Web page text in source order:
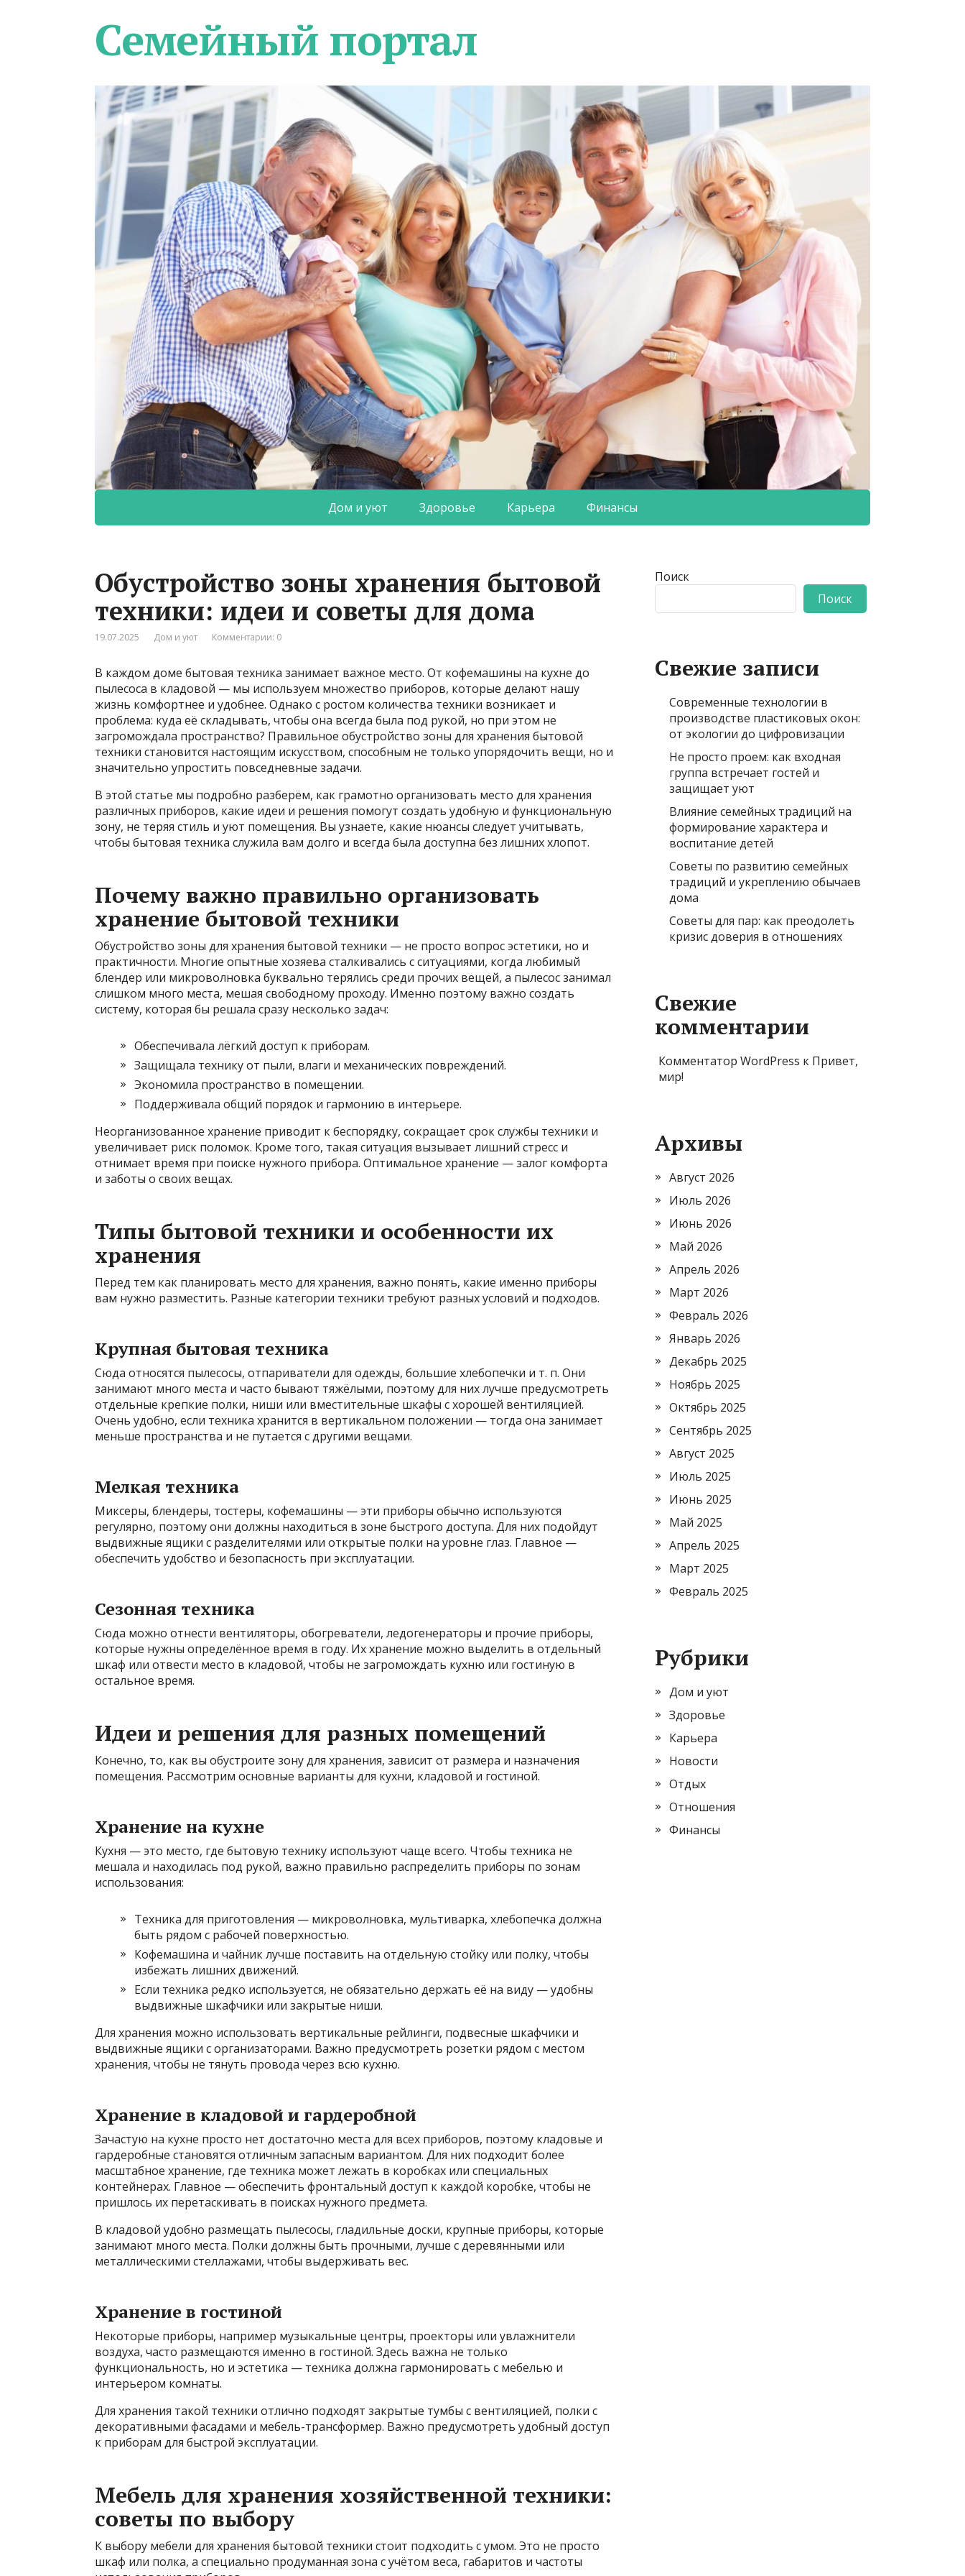
Семейный портал
Дом и уют Здоровье Карьера Финансы
Обустройство зоны хранения бытовой
техники: идеи и советы для дома
19.07.2025 Дом и уют Комментарии: 0
В каждом доме бытовая техника занимает важное место. От кофемашины на кухне до
пылесоса в кладовой — мы используем множество приборов, которые делают нашу
жизнь комфортнее и удобнее. Однако с ростом количества техники возникает и
проблема: куда её складывать, чтобы она всегда была под рукой, но при этом не
загромождала пространство? Правильное обустройство зоны для хранения бытовой
техники становится настоящим искусством, способным не только упорядочить вещи, но и
значительно упростить повседневные задачи.
В этой статье мы подробно разберём, как грамотно организовать место для хранения
различных приборов, какие идеи и решения помогут создать удобную и функциональную
зону, не теряя стиль и уют помещения. Вы узнаете, какие нюансы следует учитывать,
чтобы бытовая техника служила вам долго и всегда была доступна без лишних хлопот.
Почему важно правильно организовать
хранение бытовой техники
Обустройство зоны для хранения бытовой техники — не просто вопрос эстетики, но и
практичности. Многие опытные хозяева сталкивались с ситуациями, когда любимый
блендер или микроволновка буквально терялись среди прочих вещей, а пылесос занимал
слишком много места, мешая свободному проходу. Именно поэтому важно создать
систему, которая бы решала сразу несколько задач:
Обеспечивала лёгкий доступ к приборам.
Защищала технику от пыли, влаги и механических повреждений.
Экономила пространство в помещении.
Поддерживала общий порядок и гармонию в интерьере.
Неорганизованное хранение приводит к беспорядку, сокращает срок службы техники и
увеличивает риск поломок. Кроме того, такая ситуация вызывает лишний стресс и
отнимает время при поиске нужного прибора. Оптимальное хранение — залог комфорта
и заботы о своих вещах.
Типы бытовой техники и особенности их
хранения
Перед тем как планировать место для хранения, важно понять, какие именно приборы
вам нужно разместить. Разные категории техники требуют разных условий и подходов.
Крупная бытовая техника
Сюда относятся пылесосы, отпариватели для одежды, большие хлебопечки и т. п. Они
занимают много места и часто бывают тяжёлыми, поэтому для них лучше предусмотреть
отдельные крепкие полки, ниши или вместительные шкафы с хорошей вентиляцией.
Очень удобно, если техника хранится в вертикальном положении — тогда она занимает
меньше пространства и не путается с другими вещами.
Мелкая техника
Миксеры, блендеры, тостеры, кофемашины — эти приборы обычно используются
регулярно, поэтому они должны находиться в зоне быстрого доступа. Для них подойдут
выдвижные ящики с разделителями или открытые полки на уровне глаз. Главное —
обеспечить удобство и безопасность при эксплуатации.
Сезонная техника
Сюда можно отнести вентиляторы, обогреватели, ледогенераторы и прочие приборы,
которые нужны определённое время в году. Их хранение можно выделить в отдельный
шкаф или отвести место в кладовой, чтобы не загромождать кухню или гостиную в
остальное время.
Идеи и решения для разных помещений
Конечно, то, как вы обустроите зону для хранения, зависит от размера и назначения
помещения. Рассмотрим основные варианты для кухни, кладовой и гостиной.
Хранение на кухне
Кухня — это место, где бытовую технику используют чаще всего. Чтобы техника не
мешала и находилась под рукой, важно правильно распределить приборы по зонам
использования:
Техника для приготовления — микроволновка, мультиварка, хлебопечка должна
быть рядом с рабочей поверхностью.
Кофемашина и чайник лучше поставить на отдельную стойку или полку, чтобы
избежать лишних движений.
Если техника редко используется, не обязательно держать её на виду — удобны
выдвижные шкафчики или закрытые ниши.
Для хранения можно использовать вертикальные рейлинги, подвесные шкафчики и
выдвижные ящики с организаторами. Важно предусмотреть розетки рядом с местом
хранения, чтобы не тянуть провода через всю кухню.
Хранение в кладовой и гардеробной
Зачастую на кухне просто нет достаточно места для всех приборов, поэтому кладовые и
гардеробные становятся отличным запасным вариантом. Для них подходит более
масштабное хранение, где техника может лежать в коробках или специальных
контейнерах. Главное — обеспечить фронтальный доступ к каждой коробке, чтобы не
пришлось их перетаскивать в поисках нужного предмета.
В кладовой удобно размещать пылесосы, гладильные доски, крупные приборы, которые
занимают много места. Полки должны быть прочными, лучше с деревянными или
металлическими стеллажами, чтобы выдерживать вес.
Хранение в гостиной
Некоторые приборы, например музыкальные центры, проекторы или увлажнители
воздуха, часто размещаются именно в гостиной. Здесь важна не только
функциональность, но и эстетика — техника должна гармонировать с мебелью и
интерьером комнаты.
Для хранения такой техники отлично подходят закрытые тумбы с вентиляцией, полки с
декоративными фасадами и мебель-трансформер. Важно предусмотреть удобный доступ
к приборам для быстрой эксплуатации.
Мебель для хранения хозяйственной техники:
советы по выбору
К выбору мебели для хранения бытовой техники стоит подходить с умом. Это не просто
шкаф или полка, а специально продуманная зона с учётом веса, габаритов и частоты
Поиск
Поиск
Свежие записи
Современные технологии в
производстве пластиковых окон:
от экологии до цифровизации
Не просто проем: как входная
группа встречает гостей и
защищает уют
Влияние семейных традиций на
формирование характера и
воспитание детей
Советы по развитию семейных
традиций и укреплению обычаев
дома
Советы для пар: как преодолеть
кризис доверия в отношениях
Свежие
комментарии
Комментатор WordPress к Привет,
мир!
Архивы
Август 2026
Июль 2026
Июнь 2026
Май 2026
Апрель 2026
Март 2026
Февраль 2026
Январь 2026
Декабрь 2025
Ноябрь 2025
Октябрь 2025
Сентябрь 2025
Август 2025
Июль 2025
Июнь 2025
Май 2025
Апрель 2025
Март 2025
Февраль 2025
Рубрики
Дом и уют
Здоровье
Карьера
Новости
Отдых
Отношения
Финансы